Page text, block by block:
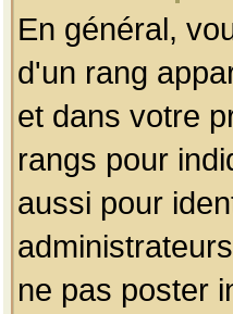
En général,
d'un rang
et dans votre
rangs pour
aussi pour
ne pas poster